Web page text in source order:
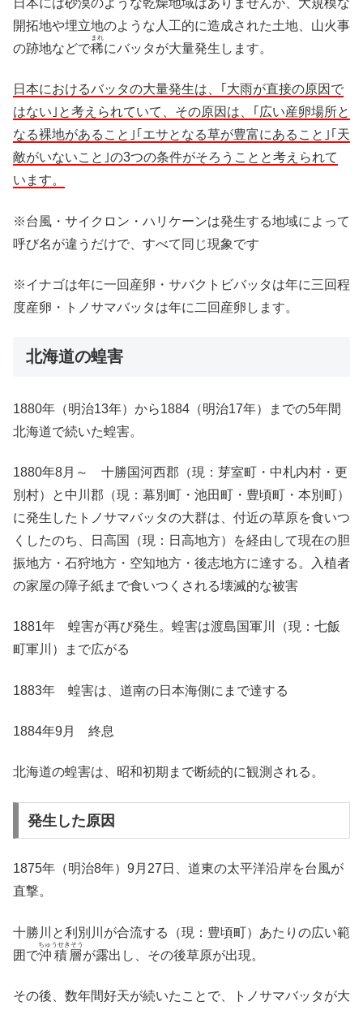
開拓地や埋立地のような人工的に造成された土地、山火事
の跡地などで稀
まれ
にバッタが大量発生します。
日本におけるバッタの大量発生は、｢大雨が直接の原因で
はない｣と考えられていて、その原因は、｢広い産卵場所と
なる裸地があること｣｢エサとなる草が豊富にあること｣｢天
敵がいないこと｣の3つの条件がそろうことと考えられて
います。
※台風・サイクロン・ハリケーンは発生する地域によって
呼び名が違うだけで、すべて同じ現象です
※イナゴは年に一回産卵・サバクトビバッタは年に三回程
度産卵・トノサマバッタは年に二回産卵します。
北海道の蝗害
1880年（明治13年）から1884（明治17年）までの5年間
北海道で続いた蝗害。
1880年8月～ 十勝国河西郡（現：芽室町・中札内村・更
別村）と中川郡（現：幕別町・池田町・豊頃町・本別町）
に発生したトノサマバッタの大群は、付近の草原を食いつ
くしたのち、日高国（現：日高地方）を経由して現在の胆
振地方・石狩地方・空知地方・後志地方に達する。入植者
の家屋の障子紙まで食いつくされる壊滅的な被害
1881年 蝗害が再び発生。蝗害は渡島国軍川（現：七飯
町軍川）まで広がる
1883年 蝗害は、道南の日本海側にまで達する
1884年9月 終息
北海道の蝗害は、昭和初期まで断続的に観測される。
発生した原因
1875年（明治8年）9月27日、道東の太平洋沿岸を台風が
直撃。
十勝川と利別川が合流する（現：豊頃町）あたりの広い範
囲で沖積層
ちゅうせきそう
が露出し、その後草原が出現。
その後、数年間好天が続いたことで、トノサマバッタが大